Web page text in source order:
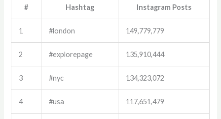
# Hashtag Instagram Posts
1 #london 149,779,779
2 #explorepage 135,910,444
3 #nyc 134,323,072
4 #usa 117,651,479